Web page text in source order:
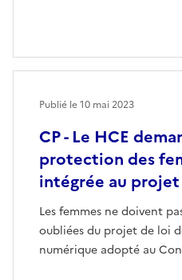
CP - Le HCE
protection des
intégrée au
Les femmes ne doivent
oubliées du projet de loi
numérique adopté au
Publié le10 mai 2023